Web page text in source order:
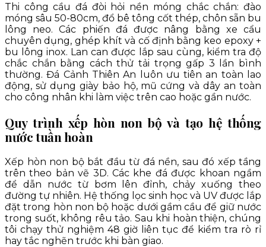
Thi công cầu đá đòi hỏi nền móng chắc chắn: đào
móng sâu 50-80cm, đổ bê tông cốt thép, chôn sẵn bu
lông neo. Các phiến đá được nâng bằng xe cẩu
chuyên dụng, ghép khít và cố định bằng keo epoxy +
bu lông inox. Lan can được lắp sau cùng, kiểm tra độ
chắc chắn bằng cách thử tải trọng gấp 3 lần bình
thường. Đá Cảnh Thiên An luôn ưu tiên an toàn lao
động, sử dụng giày bảo hộ, mũ cứng và dây an toàn
cho công nhân khi làm việc trên cao hoặc gần nước.
Quy trình xếp hòn non bộ và tạo hệ thống
nước tuần hoàn
Xếp hòn non bộ bắt đầu từ đá nền, sau đó xếp tầng
trên theo bản vẽ 3D. Các khe đá được khoan ngầm
để dẫn nước từ bơm lên đỉnh, chảy xuống theo
đường tự nhiên. Hệ thống lọc sinh học và UV được lắp
đặt trong hòn non bộ hoặc dưới gầm cầu để giữ nước
trong suốt, không rêu tảo. Sau khi hoàn thiện, chúng
tôi chạy thử nghiệm 48 giờ liên tục để kiểm tra rò rỉ
hay tắc nghẽn trước khi bàn giao.